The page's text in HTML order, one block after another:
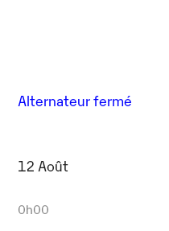
Alternateur fermé
12 Août
0h00